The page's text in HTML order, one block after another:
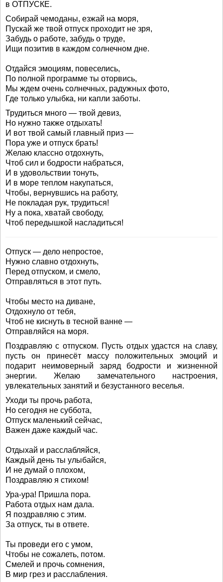
в ОТПУСКЕ.
Собирай чемоданы, езжай на моря,
Пускай же твой отпуск проходит не зря,
Забудь о работе, забудь о труде,
Ищи позитив в каждом солнечном дне.
Отдайся эмоциям, повеселись,
По полной программе ты оторвись,
Мы ждем очень солнечных, радужных фото,
Где только улыбка, ни капли заботы.
Трудиться много — твой девиз,
Но нужно также отдыхать!
И вот твой самый главный приз —
Пора уже и отпуск брать!
Желаю классно отдохнуть,
Чтоб сил и бодрости набраться,
И в удовольствии тонуть,
И в море теплом накупаться,
Чтобы, вернувшись на работу,
Не покладая рук, трудиться!
Ну а пока, хватай свободу,
Чтоб передышкой насладиться!
Отпуск — дело непростое,
Нужно славно отдохнуть,
Перед отпуском, и смело,
Отправляться в этот путь.
Чтобы место на диване,
Отдохнуло от тебя,
Чтоб не киснуть в тесной ванне —
Отправляйся на моря.
Поздравляю с отпуском. Пусть отдых удастся на славу,
пусть он принесёт массу положительных эмоций и
подарит неимоверный заряд бодрости и жизненной
энергии. Желаю замечательного настроения,
увлекательных занятий и безустанного веселья.
Уходи ты прочь работа,
Но сегодня не суббота,
Отпуск маленький сейчас,
Важен даже каждый час.
Отдыхай и расслабляйся,
Каждый день ты улыбайся,
И не думай о плохом,
Поздравляю я стихом!
Ура-ура! Пришла пора.
Работа отдых нам дала.
Я поздравляю с этим.
За отпуск, ты в ответе.
Ты проведи его с умом,
Чтобы не сожалеть, потом.
Смелей и прочь сомнения,
В мир грез и расслабления.